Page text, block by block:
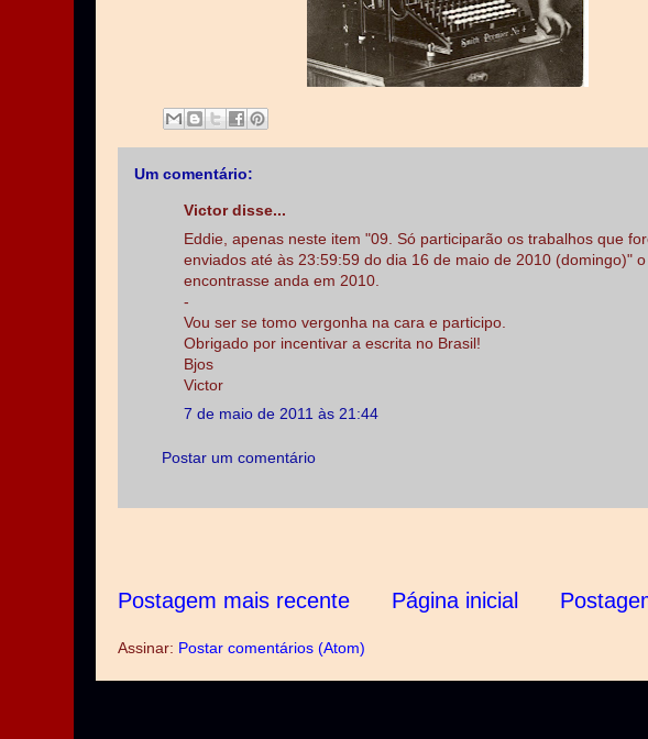
Um comentário:
Victor disse...
Eddie, apenas neste item "09. Só participarão os trabalhos que
enviados até às 23:59:59 do dia 16 de maio de 2010 (domingo)"
encontrasse anda em 2010.
-
Vou ser se tomo vergonha na cara e participo.
Obrigado por incentivar a escrita no Brasil!
Bjos
Victor
7 de maio de 2011 às 21:44
Postar um comentário
Postagem mais recente Página inicial
Assinar: Postar comentários (Atom)